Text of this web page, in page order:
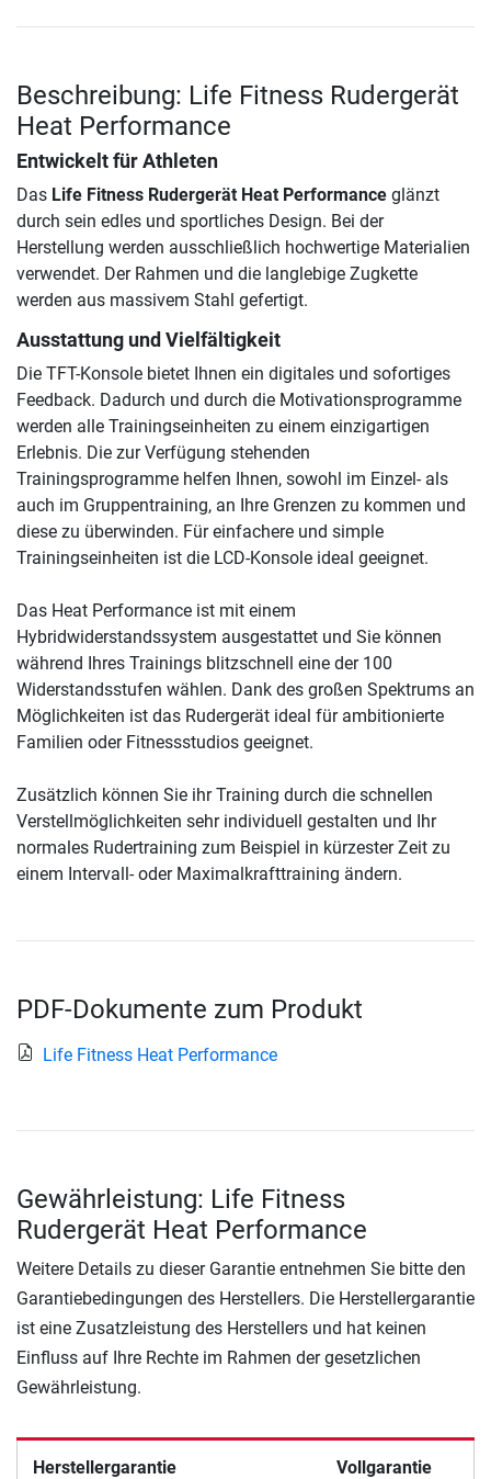
Beschreibung: Life Fitness Rudergerät
Heat Performance
Entwickelt für Athleten
Das Life Fitness Rudergerät Heat Performance glänzt
durch sein edles und sportliches Design. Bei der
Herstellung werden ausschließlich hochwertige Materialien
verwendet. Der Rahmen und die langlebige Zugkette
werden aus massivem Stahl gefertigt.
Ausstattung und Vielfältigkeit
Die TFT-Konsole bietet Ihnen ein digitales und sofortiges
Feedback. Dadurch und durch die Motivationsprogramme
werden alle Trainingseinheiten zu einem einzigartigen
Erlebnis. Die zur Verfügung stehenden
Trainingsprogramme helfen Ihnen, sowohl im Einzel- als
auch im Gruppentraining, an Ihre Grenzen zu kommen und
diese zu überwinden. Für einfachere und simple
Trainingseinheiten ist die LCD-Konsole ideal geeignet.
Das Heat Performance ist mit einem
Hybridwiderstandssystem ausgestattet und Sie können
während Ihres Trainings blitzschnell eine der 100
Widerstandsstufen wählen. Dank des großen Spektrums an
Möglichkeiten ist das Rudergerät ideal für ambitionierte
Familien oder Fitnessstudios geeignet.
Zusätzlich können Sie ihr Training durch die schnellen
Verstellmöglichkeiten sehr individuell gestalten und Ihr
normales Rudertraining zum Beispiel in kürzester Zeit zu
einem Intervall- oder Maximalkrafttraining ändern.
PDF-Dokumente zum Produkt
Life Fitness Heat Performance
Gewährleistung: Life Fitness
Rudergerät Heat Performance
Weitere Details zu dieser Garantie entnehmen Sie bitte den
Garantiebedingungen des Herstellers. Die Herstellergarantie
ist eine Zusatzleistung des Herstellers und hat keinen
Einfluss auf Ihre Rechte im Rahmen der gesetzlichen
Gewährleistung.
Herstellergarantie Vollgarantie